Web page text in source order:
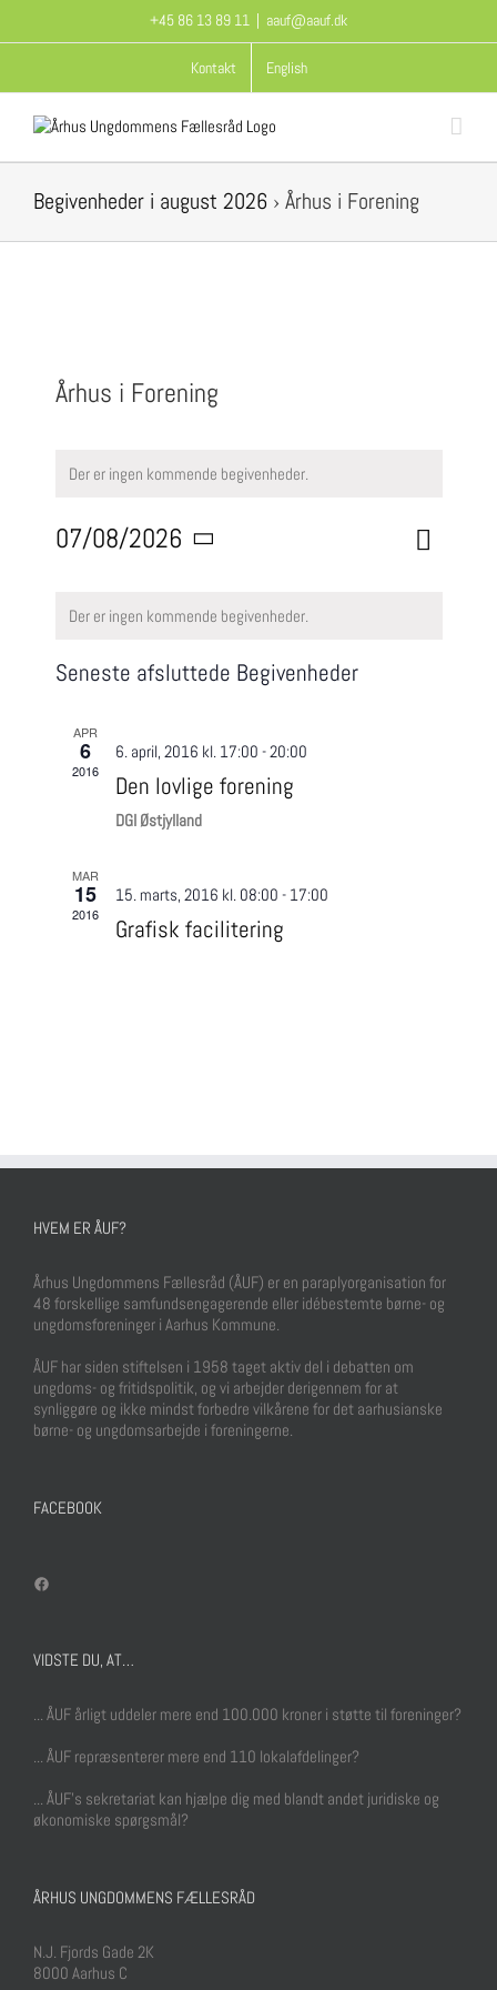
+45 86 13 89 11 aauf@aauf.dk
Kontakt English
Begivenheder i august 2026 › Århus i Forening
Århus i Forening
Der er ingen kommende begivenheder.
SøgMåned
07/08/2026
dato.
afDer er ingen kommende begivenheder.
Seneste afsluttede Begivenheder
APR
6
2016
6. april, 2016 kl. 17:00 - 20:00
Den lovlige forening
DGI Østjylland
MAR
15
2016
15. marts, 2016 kl. 08:00 - 17:00
Grafisk facilitering
HVEM ER ÅUF?
Århus Ungdommens Fællesråd (ÅUF) er en paraplyorganisation for
48 forskellige samfundsengagerende eller idébestemte børne- og
ungdomsforeninger i Aarhus Kommune.
ÅUF har siden stiftelsen i 1958 taget aktiv del i debatten om
ungdoms- og fritidspolitik, og vi arbejder derigennem for at
synliggøre og ikke mindst forbedre vilkårene for det aarhusianske
børne- og ungdomsarbejde i foreningerne.
FACEBOOK
VIDSTE DU, AT…
... ÅUF årligt uddeler mere end 100.000 kroner i støtte til foreninger?
... ÅUF repræsenterer mere end 110 lokalafdelinger?
... ÅUF's sekretariat kan hjælpe dig med blandt andet juridiske og
økonomiske spørgsmål?
ÅRHUS UNGDOMMENS FÆLLESRÅD
N.J. Fjords Gade 2K
8000 Aarhus C